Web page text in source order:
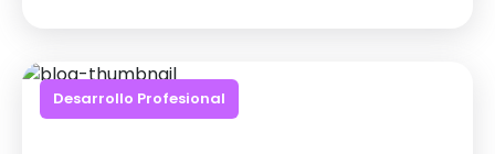
Desarrollo Profesional